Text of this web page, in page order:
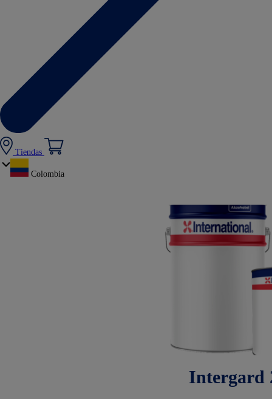
Tiendas
Colombia
Intergard